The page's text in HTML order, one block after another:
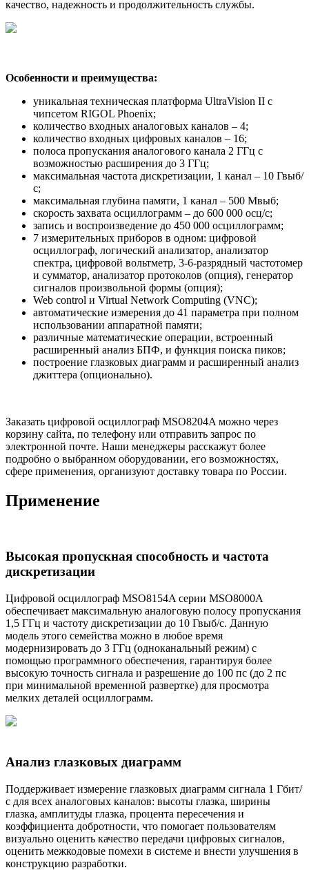
качество, надежность и продолжительность службы.
Особенности и преимущества:
уникальная техническая платформа UltraVision II с
чипсетом RIGOL Phoenix;
количество входных аналоговых каналов – 4;
количество входных цифровых каналов – 16;
полоса пропускания аналогового канала 2 ГГц с
возможностью расширения до 3 ГГц;
максимальная частота дискретизации, 1 канал – 10 Гвыб/
с;
максимальная глубина памяти, 1 канал – 500 Мвыб;
скорость захвата осциллограмм – до 600 000 осц/с;
запись и воспроизведение до 450 000 осциллограмм;
7 измерительных приборов в одном: цифровой
осциллограф, логический анализатор, анализатор
спектра, цифровой вольтметр, 3-6-разрядный частотомер
и сумматор, анализатор протоколов (опция), генератор
сигналов произвольной формы (опция);
Web control и Virtual Network Computing (VNC);
автоматические измерения до 41 параметра при полном
использовании аппаратной памяти;
различные математические операции, встроенный
расширенный анализ БПФ, и функция поиска пиков;
построение глазковых диаграмм и расширенный анализ
джиттера (опционально).
Заказать цифровой осциллограф MSO8204A можно через
корзину сайта, по телефону или отправить запрос по
электронной почте. Наши менеджеры расскажут более
подробно о выбранном оборудовании, его возможностях,
сфере применения, организуют доставку товара по России.
Применение
Высокая пропускная способность и частота
дискретизации
Цифровой осциллограф MSO8154A серии MSO8000A
обеспечивает максимальную аналоговую полосу пропускания
1,5 ГГц и частоту дискретизации до 10 Гвыб/с. Данную
модель этого семейства можно в любое время
модернизировать до 3 ГГц (одноканальный режим) с
помощью программного обеспечения, гарантируя более
высокую точность сигнала и разрешение до 100 пс (до 2 пс
при минимальной временной развертке) для просмотра
мелких деталей осциллограмм.
Анализ глазковых диаграмм
Поддерживает измерение глазковых диаграмм сигнала 1 Гбит/
с для всех аналоговых каналов: высоты глазка, ширины
глазка, амплитуды глазка, процента пересечения и
коэффициента добротности, что помогает пользователям
визуально оценить качество передачи цифровых сигналов,
оценить межкодовые помехи в системе и внести улучшения в
конструкцию разработки.